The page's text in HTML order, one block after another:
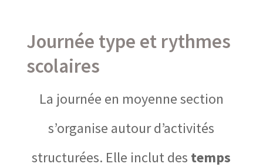
Journée type et rythmes
scolaires
La journée en moyenne section
s’organise autour d’activités
structurées. Elle inclut des temps